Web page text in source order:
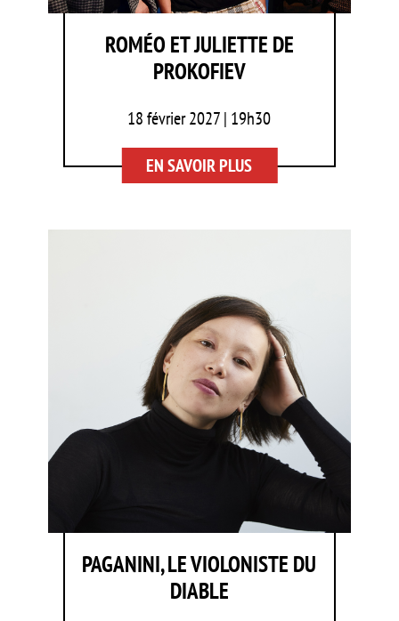
ROMÉO ET JULIETTE DE
PROKOFIEV
18 février 2027 | 19h30
EN SAVOIR PLUS
PAGANINI, LE VIOLONISTE DU
DIABLE